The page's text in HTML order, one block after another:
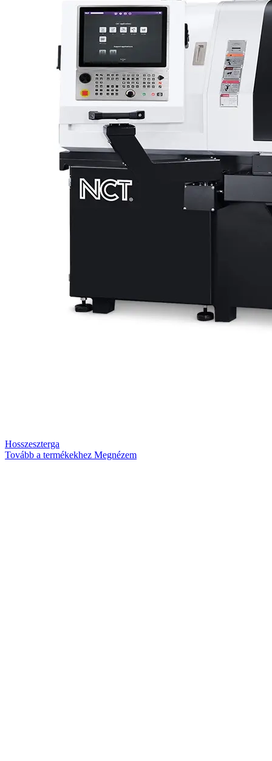
Hosszeszterga
Tovább a termékekhez Megnézem